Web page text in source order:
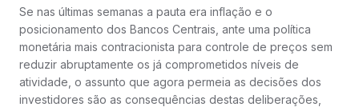
Se nas últimas semanas a pauta era inflação e o
posicionamento dos Bancos Centrais, ante uma política
monetária mais contracionista para controle de preços sem
reduzir abruptamente os já comprometidos níveis de
atividade, o assunto que agora permeia as decisões dos
investidores são as consequências destas deliberações,